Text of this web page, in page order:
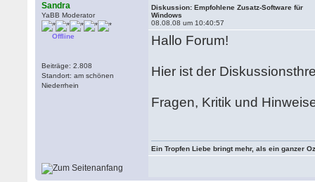
Sandra
YaBB Moderator
Offline
Beiträge: 2.808
Standort: am schönen
Niederrhein
Diskussion: Empfohlene Zusatz-Software für
Windows
08.08.08 um 10:40:57
Hallo Forum!
Hier ist der
Fragen, Kritik und
Ein Tropfen Liebe bringt mehr, als ein ganzer